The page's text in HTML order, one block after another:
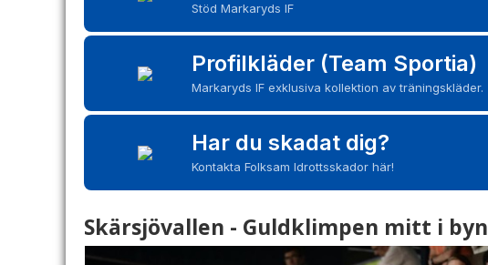
Stöd Markaryds IF
Profilkläder (Team Sportia)
Markaryds IF exklusiva kollektion av träningskläder.
Har du skadat dig?
Kontakta Folksam Idrottsskador här!
Skärsjövallen - Guldklimpen mitt i byn